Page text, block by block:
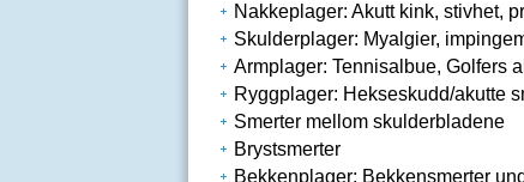
Nakkeplager: Akutt kink, stivhet,
Skulderplager: Myalgier,
Armplager: Tennisalbue, Golfers
Ryggplager: Hekseskudd/akutte
Smerter mellom skulderbladene
Brystsmerter
Bekkenplager: Bekkensmerter